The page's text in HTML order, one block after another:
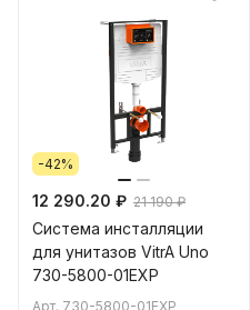
-42%
12 290.20 ₽ 21 190 ₽
Система инсталляции
для унитазов VitrA Uno
730-5800-01EXP
Арт. 730-5800-01EXP